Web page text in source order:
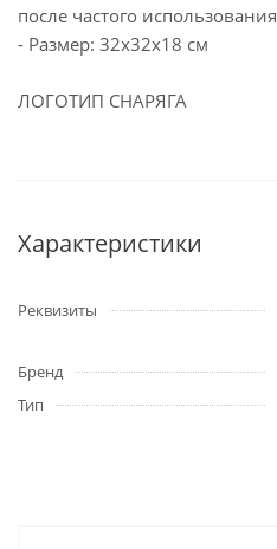
после частого использования
- Размер: 32х32х18 см
ЛОГОТИП СНАРЯГА
Характеристики
Реквизиты
Бренд
Тип